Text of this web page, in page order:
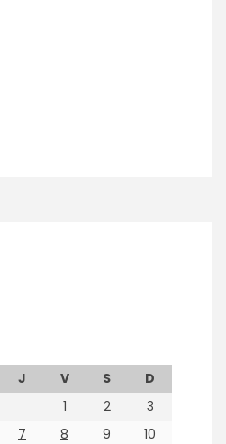
J V S
D
1
2
3
7 8 9
10